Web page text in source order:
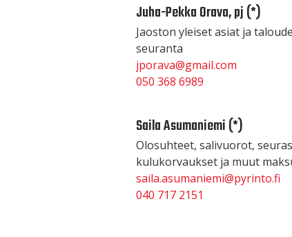
Juha-Pekka Orava, pj (*)
Jaoston yleiset asiat ja
seuranta
jporava@gmail.com
050 368 6989
Saila Asumaniemi (*)
Olosuhteet, salivuorot,
kulukorvaukset ja muut
saila.asumaniemi@pyrinto.fi
040 717 2151